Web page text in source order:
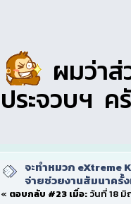
ผมว่า
ประจวบฯ ค
จะทำหมวก eXtreme
จ่ายช่วยงานสัมนาครั้
« ตอบกลับ #23 เมื่อ: วันที่ 18 มิ